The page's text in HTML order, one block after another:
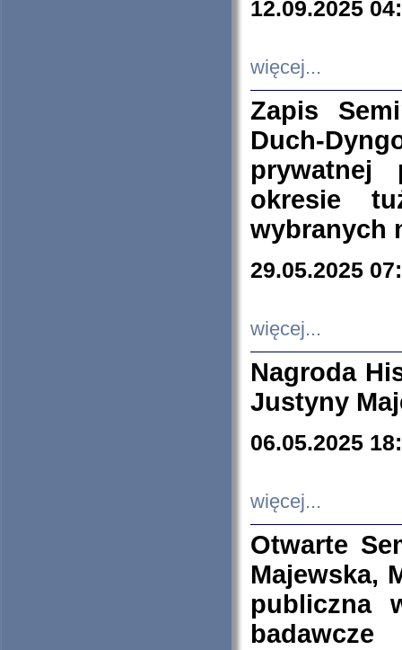
12.09.2025
więcej...
Zapis
Duch-
prywatnej
okresie
wybranych
29.05.2025
więcej...
Nagroda
Justyny
06.05.2025
więcej...
Otwarte
Majewska,
publiczna
badawcze